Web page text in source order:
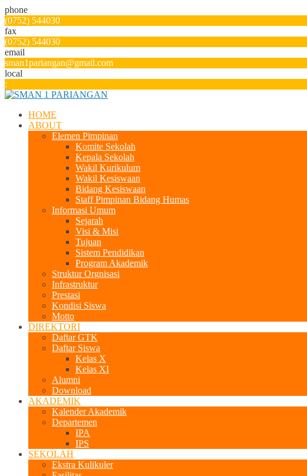
phone
(0752) 544030
fax
(0752) 544030
email
sman1pariangan@gmail.com
local
:
HOME
ABOUT
Elemen Pimpinan
Komite Sekolah
Kepala Sekolah
Wakil Kurikulum
Wakil Kesiswaan
Bidang Kesiswaan
Staff Pimpinan Bidang Humas
Informasi Umum
Sejarah
Visi & Misi
Tujuan
Sistem Pendidikan
Program Akademik
Struktur Orgnisasi
Infrastruktur
Prestasi
Kondisi Siswa
Motto
DIREKTORI
Daftar GTK
Daftar Siswa
Kelas X
Kelas XI
Alumni
Download
AKADEMIK
Kalender Akademik
Departemen
IPA
IPS
SEKOLAH
Ekstra Kulikuler